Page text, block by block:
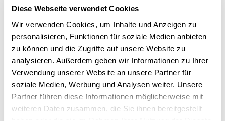
Diese Webseite verwendet Cookies
Wir verwenden Cookies, um Inhalte und Anzeigen zu
personalisieren, Funktionen für soziale Medien anbieten
zu können und die Zugriffe auf unsere Website zu
analysieren. Außerdem geben wir Informationen zu Ihrer
Verwendung unserer Website an unsere Partner für
soziale Medien, Werbung und Analysen weiter. Unsere
Partner führen diese Informationen möglicherweise mit
weiteren Daten zusammen, die Sie ihnen bereitgestellt